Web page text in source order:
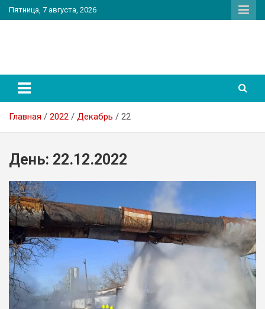
Перейти
к
Пятница, 7 августа, 2026
Главная 2022 Декабрь 22
День: 22.12.2022